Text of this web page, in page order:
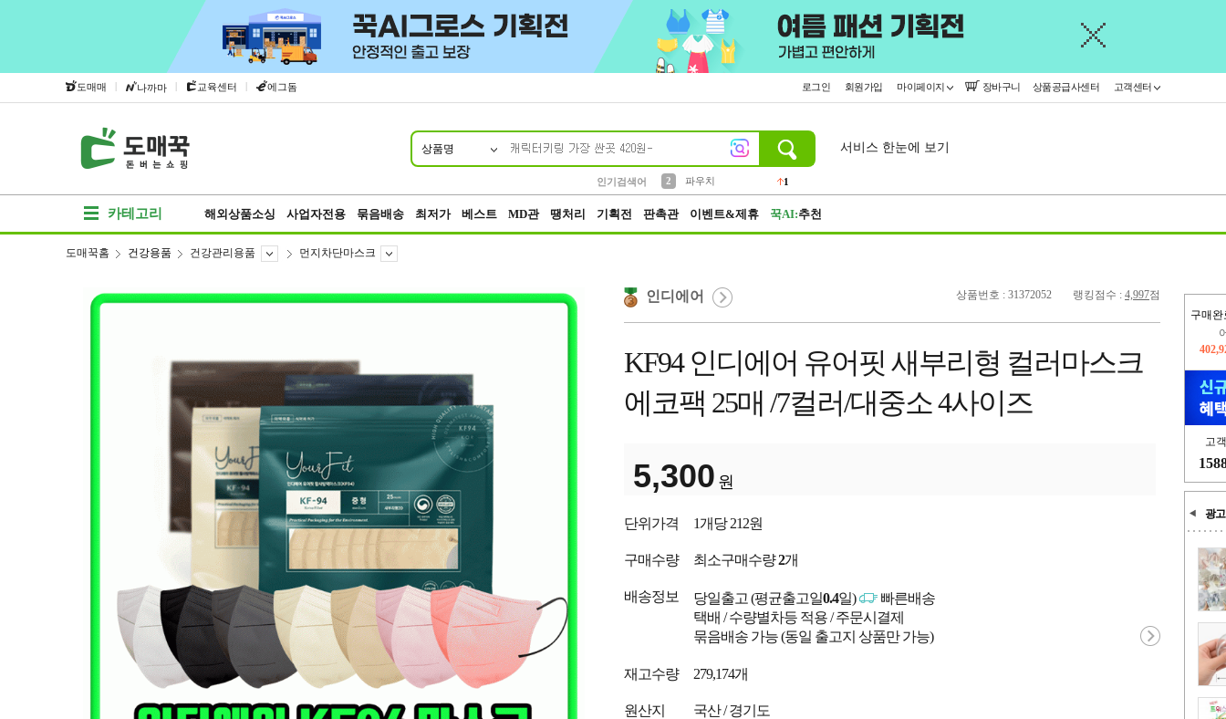
도매매 | 나까마 | 교육센터 | 에그돔 로그인 회원가입 마이페이지 장바구니 상품공급사센터 고객센터
상품명
인기검색어
2
파우치
1
서비스 한눈에 보기
카테고리 해외상품소싱 사업자전용 묶음배송 최저가 베스트 MD관 땡처리 기획전 판촉관 이벤트&제휴 꾹AI:추천
구매완
오
고
광고
도매꾹홈 건강용품 건강관리용품 먼지차단마스크
베스트 상품번호 : 31372052 랭킹점수 : 4,997점
인디에어
KF94 인디에어 유어핏 새부리형 컬러마스크
에코팩 25매 /7컬러/대중소 4사이즈
5,300 원
단위가격 1개당 212원
구매수량 최소구매수량2개
배송정보 당일출고 (평균출고일0.4일)
빠른배송
택배 / 수량별차등 적용 / 주문시결제
묶음배송 가능 (동일 출고지 상품만 가능)
재고수량 279,174개
원산지 국산 / 경기도